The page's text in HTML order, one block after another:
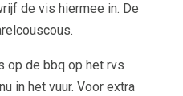
de vis hiermee in. De
op de bbq op het rvs
in het vuur. Voor extra